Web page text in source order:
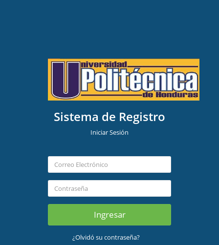
Sistema de Registro
Iniciar Sesión
Ingresar
¿Olvidó su contraseña?